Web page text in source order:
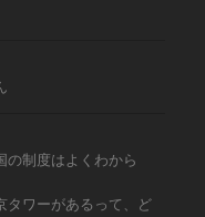
制度はよくわから
タワーがあるって、ど